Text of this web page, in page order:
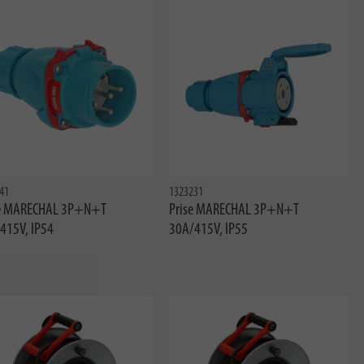
MARECHAL 3P+N+T
IP54
1323231
Prise MARECHAL 3P+N+T
30A/415V, IP55